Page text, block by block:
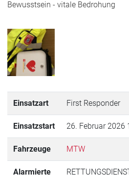
Bewusstsein - vitale Bedrohung
Einsatzart First Responder
Einsatzstart 26. Februar 2026
Fahrzeuge MTW
Alarmierte